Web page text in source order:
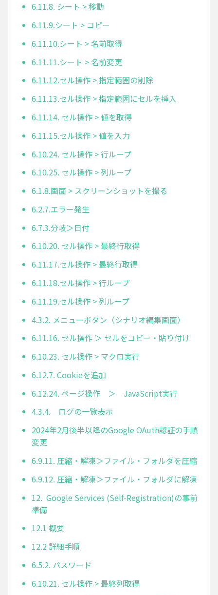
6.11.8. シート > 移動
6.11.9.シート > コピー
6.11.10.シート > 名前取得
6.11.11.シート > 名前変更
6.11.12.セル操作 > 指定範囲の削除
6.11.13.セル操作 > 指定範囲にセルを挿入
6.11.14. セル操作 > 値を取得
6.11.15.セル操作 > 値を入力
6.10.24. セル操作 > 行ループ
6.10.25. セル操作 > 列ループ
6.1.8.画面 > スクリーンショットを撮る
6.2.7.エラー発生
6.7.3.分岐＞日付
6.10.20. セル操作 > 最終行取得
6.11.17.セル操作 > 最終行取得
6.11.18.セル操作 > 行ループ
6.11.19.セル操作 > 列ループ
4.3.2. メニューボタン（シナリオ編集画面）
6.11.16. セル操作 ＞ セルをコピー・貼り付け
6.10.23. セル操作 > マクロ実行
6.12.7. Cookieを追加
6.12.24. ページ操作 ＞ JavaScript実行
4.3.4. ログの一覧表示
2024年2月後半以降のGoogle OAuth認証の手順
変更
6.9.11. 圧縮・解凍＞ファイル・フォルダを圧縮
6.9.12. 圧縮・解凍＞ファイル・フォルダに解凍
12. Google Services (Self-Registration)の事前
準備
12.1 概要
12.2 詳細手順
6.5.2. パスワード
6.10.21. セル操作 > 最終列取得